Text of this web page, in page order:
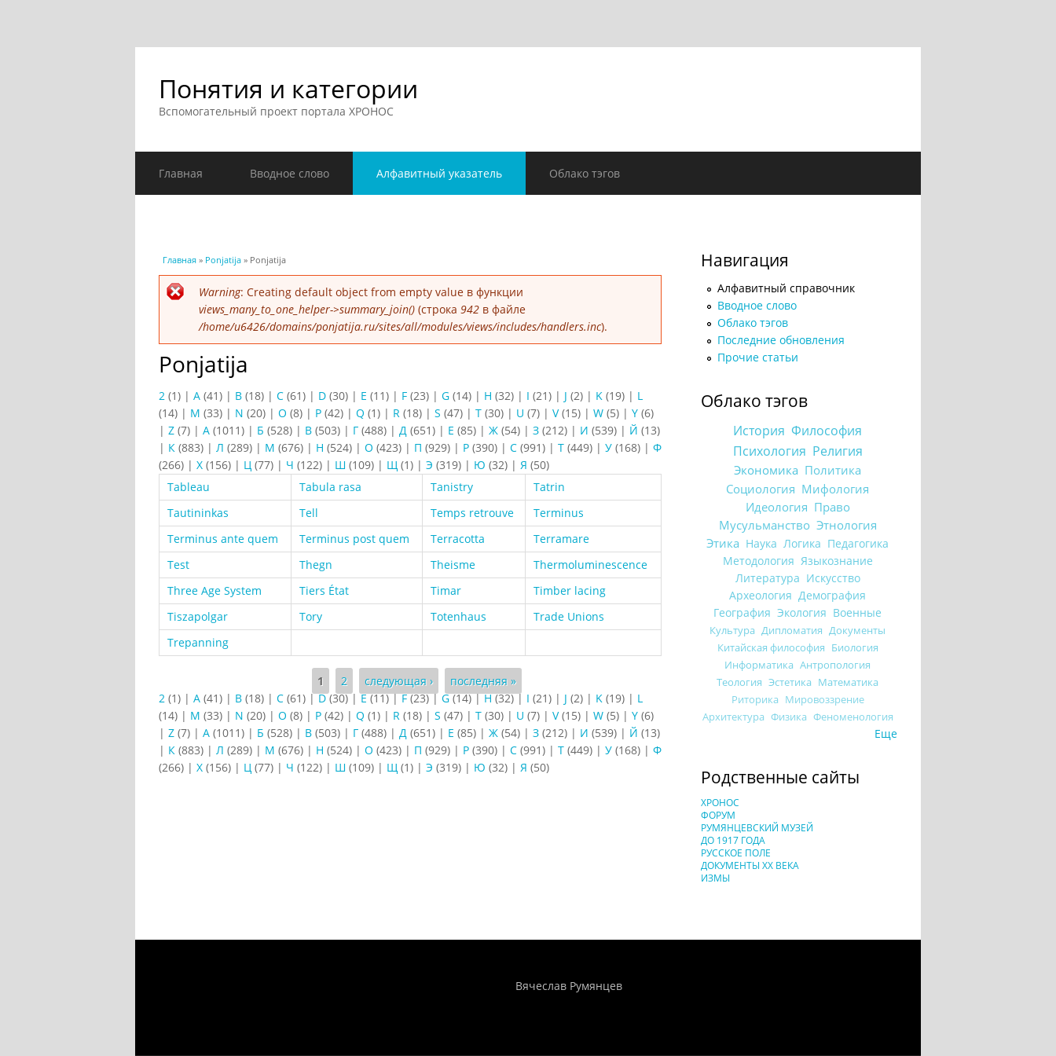
Понятия и категории
Вспомогательный проект портала ХРОНОС
Главная Вводное слово Алфавитный указатель Облако тэгов
Вы здесь
Главная » Ponjatija » Ponjatija
Сообщение об ошибке
Warning: Creating default object from empty value в функции
views_many_to_one_helper->summary_join() (строка 942 в файле
/home/u6426/domains/ponjatija.ru/sites/all/modules/views/includes/handlers.inc).
Ponjatija
2 (1) | A (41) | B (18) | C (61) | D (30) | E (11) | F (23) | G (14) | H (32) | I (21) | J (2) | K (19) | L
(14) | M (33) | N (20) | O (8) | P (42) | Q (1) | R (18) | S (47) | T (30) | U (7) | V(15) | W (5) | Y (6)
| Z (7) | А (1011) | Б (528) | В (503) | Г (488) | Д (651) | Е (85) | Ж (54) | З (212) | И (539) | Й (13)
| К (883) | Л (289) | М (676) | Н (524) | О (423) | П (929) | Р (390) | С (991) | Т (449) | У (168) | Ф
(266) | Х (156) | Ц (77) | Ч (122) | Ш (109) | Щ (1) | Э (319) | Ю (32) | Я (50)
Tableau
Tabula rasa Tanistry
Tatrin
Tautininkas
Tell Temps retrouve
Terminus
Terminus ante quem
Terminus post quem Terracotta
Terramare
Test
Thegn Theisme
Thermoluminescence
Three Age System
Tiers État Timar
Timber lacing
Tiszapolgar
Tory Totenhaus
Trade Unions
Trepanning
1 2 следующая ›
последняя »
2 (1) | A (41) | B (18) | C (61) |D(30)|E(11)|F(23)| G(14)|H(32)| I (21) | J (2) | K (19) | L
(14) | M (33) | N (20) | O (8) | P (42) | Q (1) | R (18) | S (47) | T (30) | U (7) | V(15) | W (5) | Y (6)
| Z (7) | А (1011) | Б (528) | В (503) | Г (488) | Д (651) | Е (85) | Ж (54) | З (212) | И (539) | Й (13)
| К (883) | Л (289) | М (676) | Н (524) | О (423) | П (929) | Р (390) | С (991) | Т (449) | У (168) | Ф
(266) | Х (156) | Ц (77) | Ч (122) | Ш (109) | Щ (1) | Э (319) | Ю (32) | Я (50)
Навигация
Алфавитный справочник
Вводное слово
Облако тэгов
Последние обновления
Прочие статьи
Облако тэгов
История Философия
Психология Религия
Экономика Политика
Социология Мифология
Идеология Право
Мусульманство Этнология
Этика Наука Логика Педагогика
Методология Языкознание
Литература Искусство
Археология Демография
География Экология Военные
Культура Дипломатия Документы
Китайская философия Биология
Информатика Антропология
Теология Эстетика Математика
Риторика Мировоззрение
Архитектура Физика Феноменология
Еще
Родственные сайты
ХРОНОС
ФОРУМ
РУМЯНЦЕВСКИЙ МУЗЕЙ
ДО 1917 ГОДА
РУССКОЕ ПОЛЕ
ДОКУМЕНТЫ XX ВЕКА
ИЗМЫ
Вячеслав Румянцев